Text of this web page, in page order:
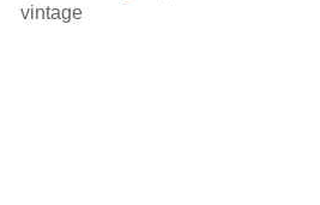
vintage